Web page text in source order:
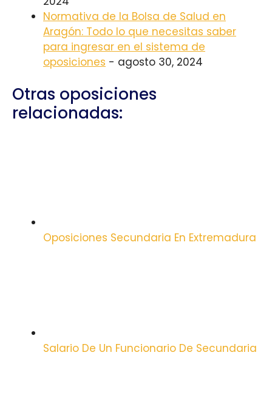
Normativa de la Bolsa de Salud en
Aragón: Todo lo que necesitas saber
para ingresar en el sistema de
oposiciones - agosto 30, 2024
Otras oposiciones
relacionadas:
Oposiciones Secundaria En Extremadura
Salario De Un Funcionario De Secundaria